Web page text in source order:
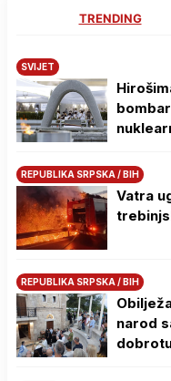
TRENDING
SVIJET
REPUBLIKA SRPSKA / BIH
Vatra
REPUBLIKA SRPSKA / BIH
narod